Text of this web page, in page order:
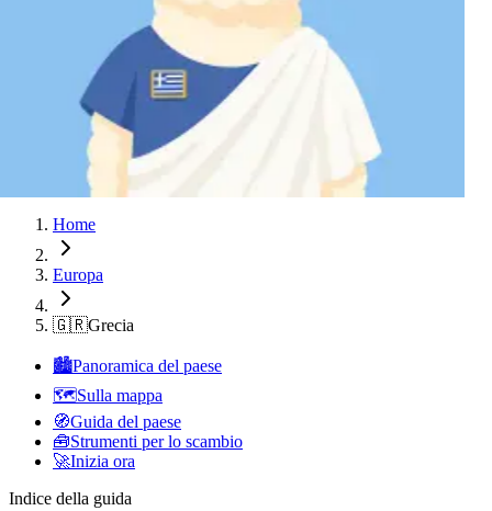
Home
Europa
🇬🇷Grecia
🏙️Panoramica del paese
🗺️Sulla mappa
🧭Guida del paese
🧰Strumenti per lo scambio
🚀Inizia ora
Indice della guida